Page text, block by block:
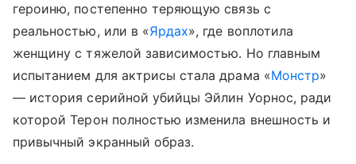
героиню, постепенно теряющую связь с
реальностью, или в «Ярдах», где воплотила
женщину с тяжелой зависимостью. Но главным
испытанием для актрисы стала драма «Монстр»
— история серийной убийцы Эйлин Уорнос, ради
которой Терон полностью изменила внешность и
привычный экранный образ.